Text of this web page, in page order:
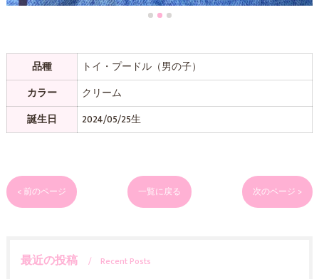
品種
トイ・プードル（男の子）
カラー
クリーム
誕生日
2024/05/25生
< 前のページ 一覧に戻る 次のページ >
最近の投稿 Recent Posts